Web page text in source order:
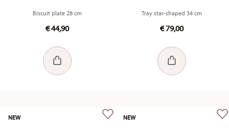
Biscuit plate 28 cm
€ 44,90
Tray star-shaped 34 cm
€ 79,00
NEW NEW